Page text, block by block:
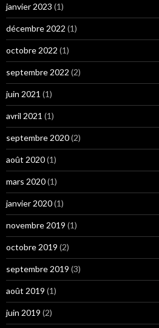
janvier 2023 (1)
décembre 2022 (1)
octobre 2022 (1)
septembre 2022 (2)
juin 2021 (1)
avril 2021 (1)
septembre 2020(2)
août 2020(1)
mars 2020(1)
janvier 2020(1)
novembre 2019 (1)
octobre 2019 (2)
septembre 2019 (3)
août 2019 (1)
juin 2019 (2)